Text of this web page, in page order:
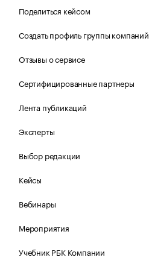
Поделиться кейсом
Создать профиль группы компаний
Отзывы о сервисе
Сертифицированные партнеры
Лента публикаций
Эксперты
Выбор редакции
Кейсы
Вебинары
Мероприятия
Учебник РБК Компании